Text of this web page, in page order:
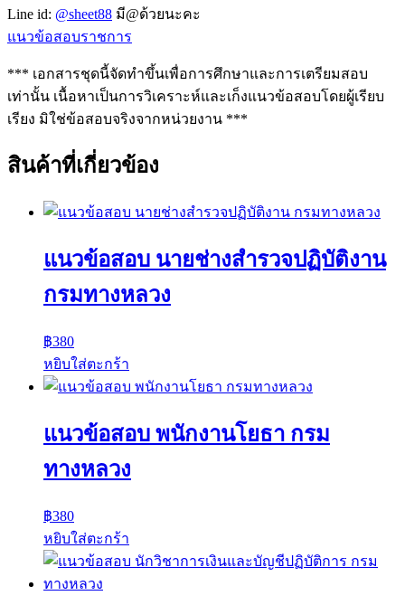
Line id: @sheet88 มี@ด้วยนะคะ
แนวข้อสอบราชการ
*** เอกสารชุดนี้จัดทำขึ้นเพื่อการศึกษาและการเตรียมสอบ
เท่านั้น เนื้อหาเป็นการวิเคราะห์และเก็งแนวข้อสอบโดยผู้เรียบ
เรียง มิใช่ข้อสอบจริงจากหน่วยงาน ***
สินค้าที่เกี่ยวข้อง
แนวข้อสอบ นายช่างสำรวจปฏิบัติงาน
กรมทางหลวง
฿380
หยิบใส่ตะกร้า
แนวข้อสอบ พนักงานโยธา กรม
ทางหลวง
฿380
หยิบใส่ตะกร้า